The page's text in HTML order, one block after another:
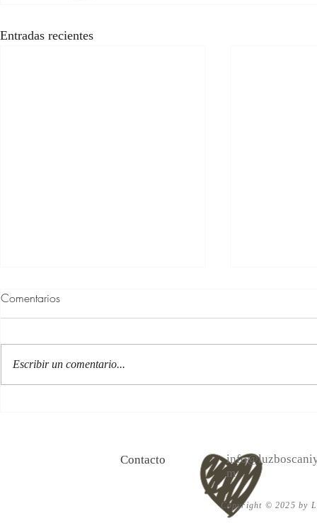
Entradas recientes
Comentarios
Escribir un comentario...
Contacto
m
Copyright © 2025 by